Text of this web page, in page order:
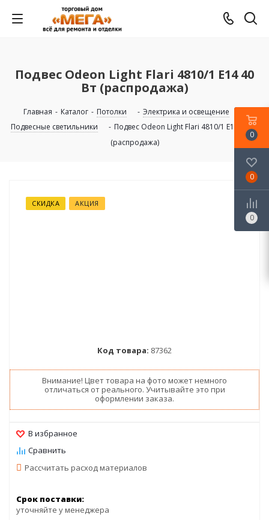
Подвес Odeon Light Flari 4810/1 E14 40
Вт (распродажа)
Главная - Каталог - Потолки - Электрика и освещение
Подвесные светильники
- Подвес Odeon Light Flari 4810/1 E14 40 Вт
(распродажа)
СКИДКА АКЦИЯ
Код товара: 87362
Внимание! Цвет товара на фото может немного
отличаться от реального. Учитывайте это при
оформлении заказа.
Рассчитать расход материалов
Срок поставки:
уточняйте у менеджера
0
0
0